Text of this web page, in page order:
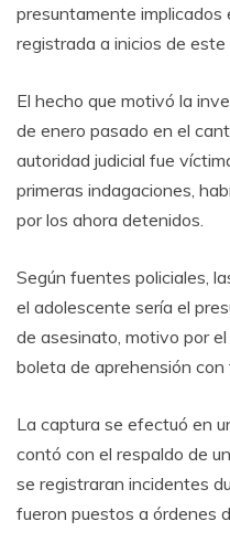
presuntamente
registrada a inicios de este
El hecho que motivó la
de enero pasado en el
autoridad judicial fue
primeras indagaciones,
por los ahora detenidos.
Según fuentes policiales,
el adolescente sería el
de asesinato, motivo por
boleta de aprehensión
La captura se efectuó en
contó con el respaldo de
se registraran incidentes
fueron puestos a órdenes